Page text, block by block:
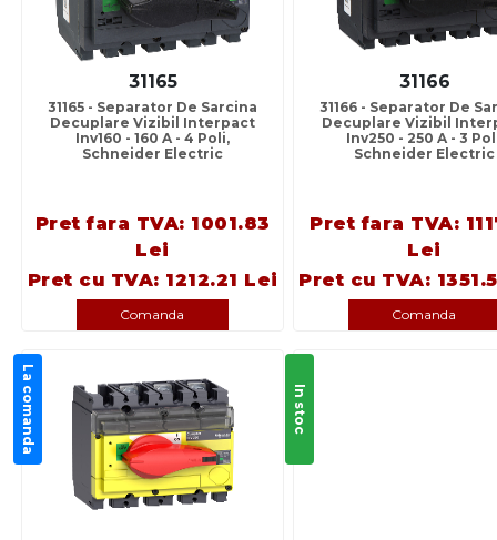
31165
31165 - Separator De Sarcina
Decuplare Vizibil Interpact
Inv160 - 160 A - 4 Poli,
Schneider Electric
Pret fara TVA: 1001.83
Lei
Pret cu TVA: 1212.21 Lei
Comanda
31166
31166 - Separator De
Decuplare Vizibil
Inv250 - 250 A - 3
Schneider Electric
Pret fara TVA:
Lei
Pret cu TVA:
Comanda
La comanda In stoc